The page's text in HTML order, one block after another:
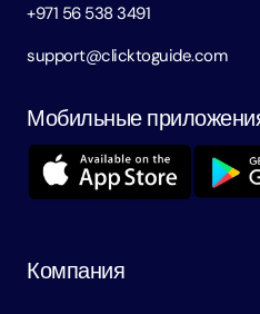
+971 56 538 3491
support@clicktoguide.com
Мобильные
Компания